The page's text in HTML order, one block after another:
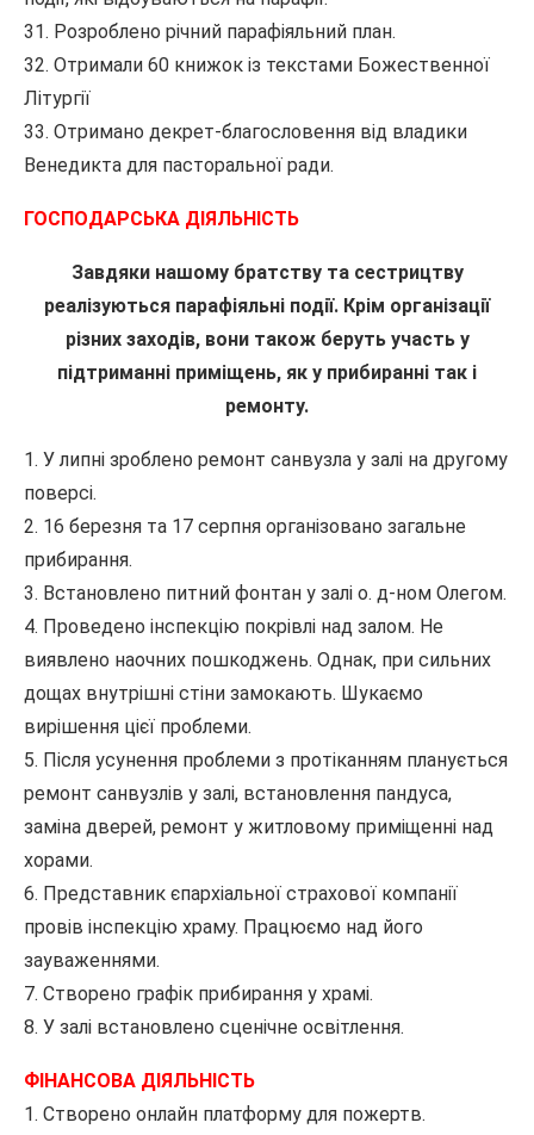
31. Розроблено річний парафіяльний план.
32. Отримали 60 книжок із текстами Божественної
Літургії
33. Отримано декрет-благословення від владики
Венедикта для пасторальної ради.
ГОСПОДАРСЬКА ДІЯЛЬНІСТЬ
Завдяки нашому братству та сестрицтву
реалізуються парафіяльні події. Крім організації
різних заходів, вони також беруть участь у
підтриманні приміщень, як у прибиранні так і
ремонту.
1. У липні зроблено ремонт санвузла у залі на другому
поверсі.
2. 16 березня та 17 серпня організовано загальне
прибирання.
3. Встановлено питний фонтан у залі о. д-ном Олегом.
4. Проведено інспекцію покрівлі над залом. Не
виявлено наочних пошкоджень. Однак, при сильних
дощах внутрішні стіни замокають. Шукаємо
вирішення цієї проблеми.
5. Після усунення проблеми з протіканням планується
ремонт санвузлів у залі, встановлення пандуса,
заміна дверей, ремонт у житловому приміщенні над
хорами.
6. Представник єпархіальної страхової компанії
провів інспекцію храму. Працюємо над його
зауваженнями.
7. Створено графік прибирання у храмі.
8. У залі встановлено сценічне освітлення.
ФІНАНСОВА ДІЯЛЬНІСТЬ
1. Створено онлайн платформу для пожертв.